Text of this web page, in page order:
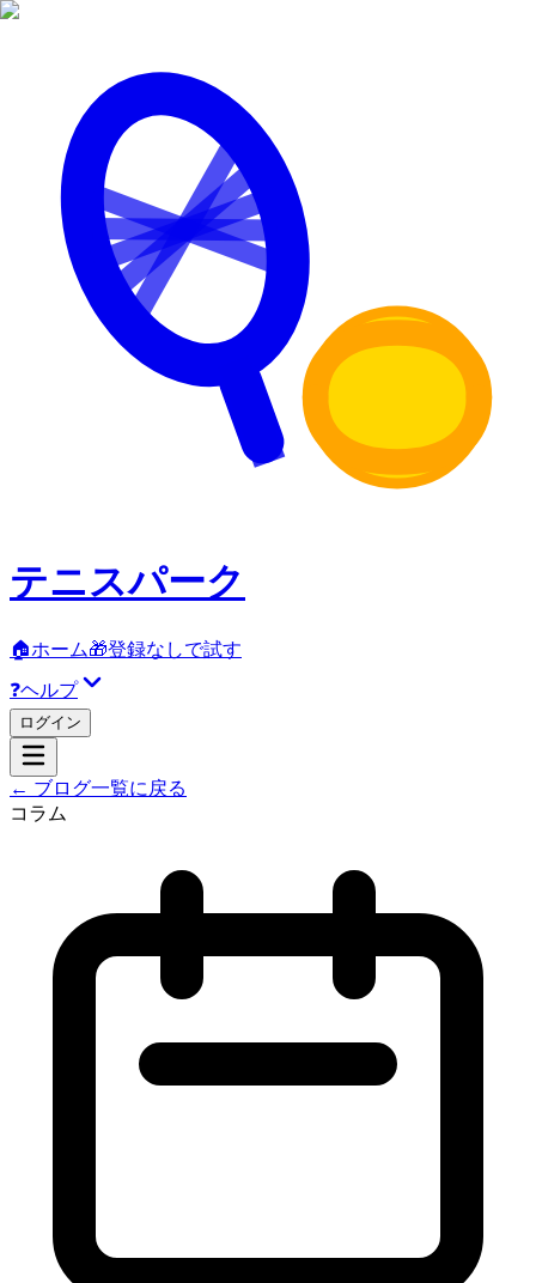
テニスパーク
🏠ホーム🎁登録なしで試す
❓ヘルプ
ログイン
← ブログ一覧に戻る
コラム